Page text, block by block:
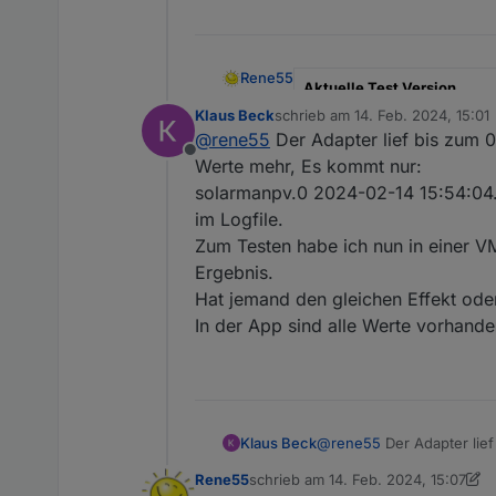
Rene55
Aktuelle Test Version
Veröffentlichungsdatum
Github Link
Dieser Adapter dient dazu,
läuft ab Admin Version >5.
Ich gehe davon aus, dass
dieser Cloud.
beantwortet und bekam
gefunden habe, mich nicht
Es ist mein erster Adapter,
Offline
Klaus Beckschrieb am 14. Feb. 2024, 15:01
zuletzt editiert von
@rene55 Der Adapter lief bis zum
Werte mehr, Es kommt nur:
solarmanpv.0 2024-02-14
im Logfile.
Zum Testen habe ich nun in einer
Ergebnis.
Hat jemand den gleichen Effekt
In der App sind alle Werte
Klaus Beck@rene55 Der Adapter
solarmanpv.0 2024-02-
Rene55schrieb am 14. Feb. 2024, 15:07
zuletzt editiert von Rene55